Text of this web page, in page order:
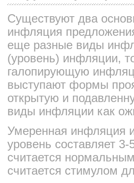
Существуют два
инфляция
еще разные виды
(уровень) инфляции,
галопирующую
выступают формы
открытую и
виды инфляции как
Умеренная инфляция
уровень составляет
считается
считается стимулом